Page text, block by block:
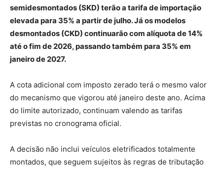
semidesmontados (SKD) terão a tarifa de importação
elevada para 35% a partir de julho. Já os modelos
desmontados (CKD) continuarão com alíquota de 14%
até o fim de 2026, passando também para 35% em
janeiro de 2027.
A cota adicional com imposto zerado terá o mesmo valor
do mecanismo que vigorou até janeiro deste ano. Acima
do limite autorizado, continuam valendo as tarifas
previstas no cronograma oficial.
A decisão não inclui veículos eletrificados totalmente
montados, que seguem sujeitos às regras de tributação